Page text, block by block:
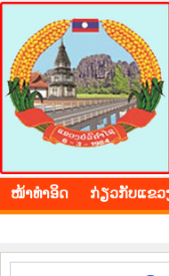
ໜ້າ​ທຳ​ອິດ ກ່ຽວ​ກັບ​ແຂວ